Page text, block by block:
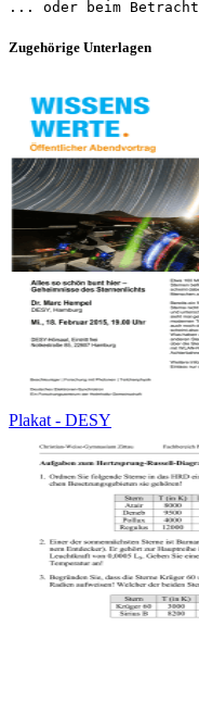
Zugehörige Unterlagen
Plakat - DESY